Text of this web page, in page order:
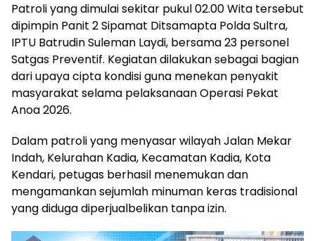
Patroli yang dimulai sekitar pukul 02.00 Wita tersebut
dipimpin Panit 2 Sipamat Ditsamapta Polda Sultra,
IPTU Batrudin Suleman Laydi, bersama 23 personel
Satgas Preventif. Kegiatan dilakukan sebagai bagian
dari upaya cipta kondisi guna menekan penyakit
masyarakat selama pelaksanaan Operasi Pekat
Anoa 2026.
Dalam patroli yang menyasar wilayah Jalan Mekar
Indah, Kelurahan Kadia, Kecamatan Kadia, Kota
Kendari, petugas berhasil menemukan dan
mengamankan sejumlah minuman keras tradisional
yang diduga diperjualbelikan tanpa izin.